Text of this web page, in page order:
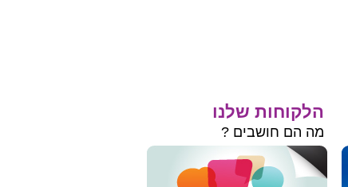
הלקוחות שלנו
מה הם חושבים ?